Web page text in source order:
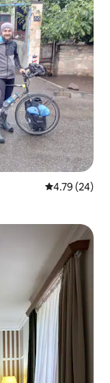
平均评分
4.79 (24)